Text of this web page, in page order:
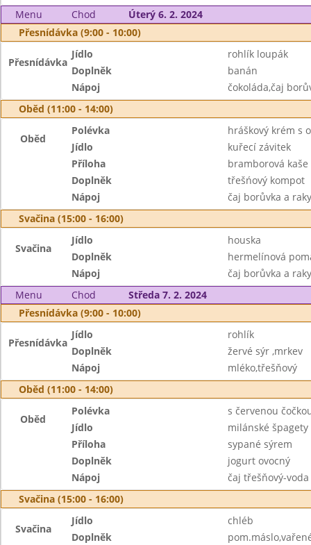
Menu
Chod
Úterý 6. 2. 2024
Přesnídávka (9:00 - 10:00)
Přesnídávka
Jídlo
rohlík loupák
Doplněk
banán
Nápoj
čokoláda,čaj
Oběd (11:00 - 14:00)
Oběd
Polévka
hráškový krém s
Jídlo
kuřecí závitek
Příloha
bramborová
Doplněk
třešńový kompot
Nápoj
čaj borůvka a
Svačina (15:00 - 16:00)
Svačina
Jídlo
houska
Doplněk
hermelínová
Nápoj
čaj borůvka a
Menu
Chod
Středa 7. 2. 2024
Přesnídávka (9:00 - 10:00)
Přesnídávka
Jídlo
rohlík
Doplněk
žervé sýr ,mrkev
Nápoj
mléko,třešňový
Oběd (11:00 - 14:00)
Oběd
Polévka
s červenou
Jídlo
milánské špagety
Příloha
sypané sýrem
Doplněk
jogurt ovocný
Nápoj
čaj třešňový-
Svačina (15:00 - 16:00)
Svačina
Jídlo
chléb
Doplněk